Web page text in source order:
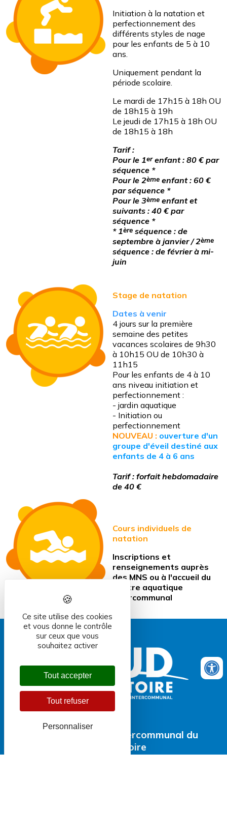
Initiation à la natation et
perfectionnement des
différents styles de nage
pour les enfants de 5 à 10
ans.
Uniquement pendant la
période scolaire.
Le mardi de 17h15 à 18h OU
de 18h15 à 19h
Le jeudi de 17h15 à 18h OU
de 18h15 à 18h
Tarif :
Pour le 1erenfant : 80 € par
séquence *
Pour le 2ème enfant : 60 €
par séquence *
Pour le 3ème enfant et
suivants : 40 € par
séquence *
* 1ère séquence : de
septembre à janvier / 2ème
séquence : de février à mi-
juin
Stage de natation
Dates à venir
4 jours sur la première
semaine des petites
vacances scolaires de 9h30
à 10h15 OU de 10h30 à
11h15
Pour les enfants de 4 à 10
ans niveau initiation et
perfectionnement :
- jardin aquatique
- Initiation ou
perfectionnement
NOUVEAU : ouverture d'un
groupe d'éveil destiné aux
enfants de 4 à 6 ans
Tarif : forfait hebdomadaire
de 40 €
Cours individuels de
natation
Inscriptions et
renseignements auprès
des MNS ou à l'accueil du
Centre aquatique
intercommunal
Centre aquatique intercommunal du
Sud Territoire
Ce site utilise des cookies
et vous donne le contrôle
sur ceux que vous
souhaitez activer
Tout accepter
Tout refuser
Personnaliser